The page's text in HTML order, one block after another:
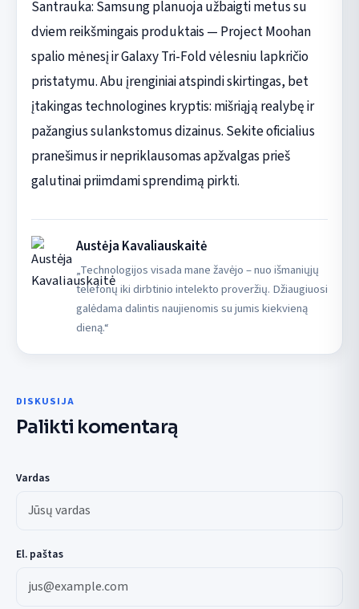
Santrauka: Samsung planuoja užbaigti metus su
dviem reikšmingais produktais — Project Moohan
spalio mėnesį ir Galaxy Tri-Fold vėlesniu lapkričio
pristatymu. Abu įrenginiai atspindi skirtingas, bet
įtakingas technologines kryptis: mišriąją realybę ir
pažangius sulankstomus dizainus. Sekite oficialius
pranešimus ir nepriklausomas apžvalgas prieš
galutinai priimdami sprendimą pirkti.
Austėja Kavaliauskaitė
„Technologijos visada mane žavėjo – nuo išmaniųjų
telefonų iki dirbtinio intelekto proveržių. Džiaugiuosi
galėdama dalintis naujienomis su jumis kiekvieną
dieną.“
DISKUSIJA
Palikti komentarą
Vardas
El. paštas